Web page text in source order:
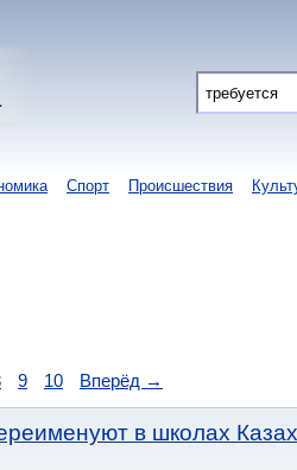
Спорт Происшествия
9 10 Вперёд →
в школах